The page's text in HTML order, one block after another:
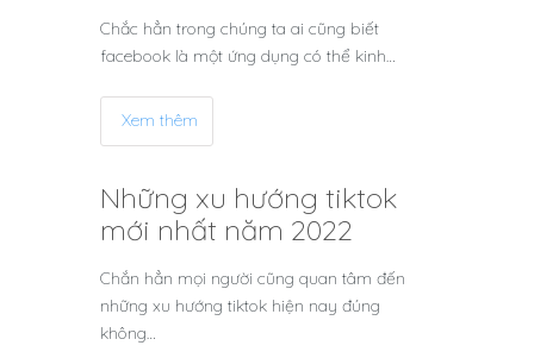
Chắc hẳn trong chúng ta ai cũng biết
facebook là một ứng dụng có thể kinh…
Xem thêm
Những xu hướng tiktok
mới nhất năm 2022
Chắn hẳn mọi người cũng quan tâm đến
những xu hướng tiktok hiện nay đúng
không…